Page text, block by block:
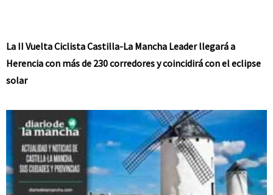
La II Vuelta Ciclista Castilla-La Mancha Leader llegará a
Herencia con más de 230 corredores y coincidirá con el eclipse
solar